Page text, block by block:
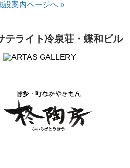
設案内ページへ »
テライト冷泉荘・蝶和ビル